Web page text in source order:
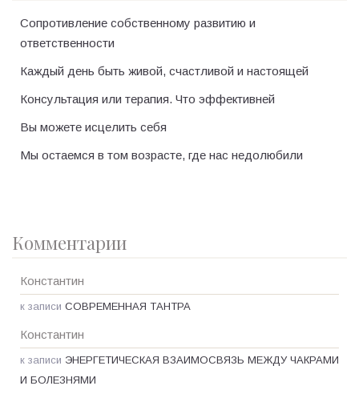
Сопротивление собственному развитию и
ответственности
Каждый день быть живой, счастливой и настоящей
Консультация или терапия. Что эффективней
Вы можете исцелить себя
Мы остаемся в том возрасте, где нас недолюбили
Комментарии
Константин
к записи СОВРЕМЕННАЯ ТАНТРА
Константин
к записи ЭНЕРГЕТИЧЕСКАЯ ВЗАИМОСВЯЗЬ МЕЖДУ ЧАКРАМИ
И БОЛЕЗНЯМИ